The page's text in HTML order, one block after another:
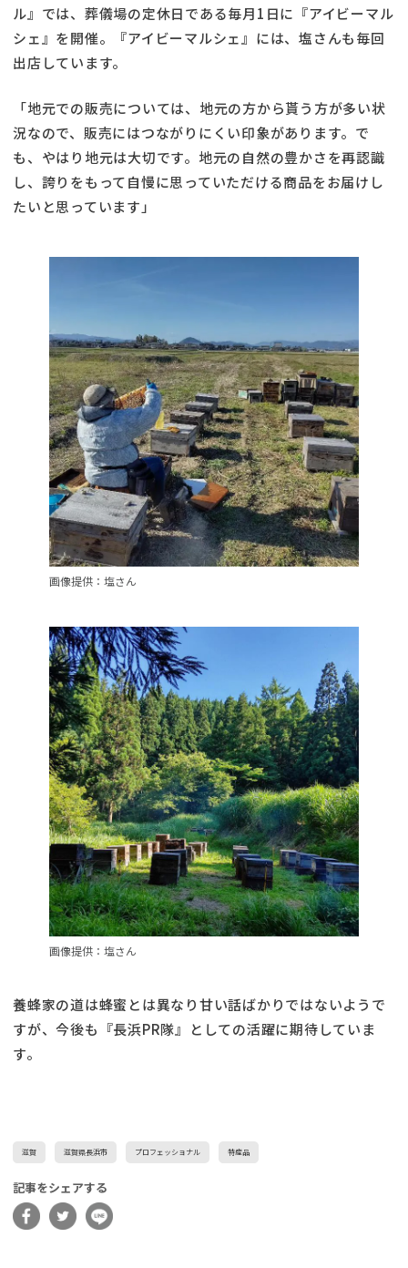
ル』では、葬儀場の定休日である毎月1日に『アイビーマル
シェ』を開催。『アイビーマルシェ』には、塩さんも毎回
出店しています。
「地元での販売については、地元の方から貰う方が多い状
況なので、販売にはつながりにくい印象があります。で
も、やはり地元は大切です。地元の自然の豊かさを再認識
し、誇りをもって自慢に思っていただける商品をお届けし
たいと思っています」
画像提供：塩さん
画像提供：塩さん
養蜂家の道は蜂蜜とは異なり甘い話ばかりではないようで
すが、今後も『長浜PR隊』としての活躍に期待していま
す。
滋賀 滋賀県長浜市 プロフェッショナル 特産品
記事をシェアする